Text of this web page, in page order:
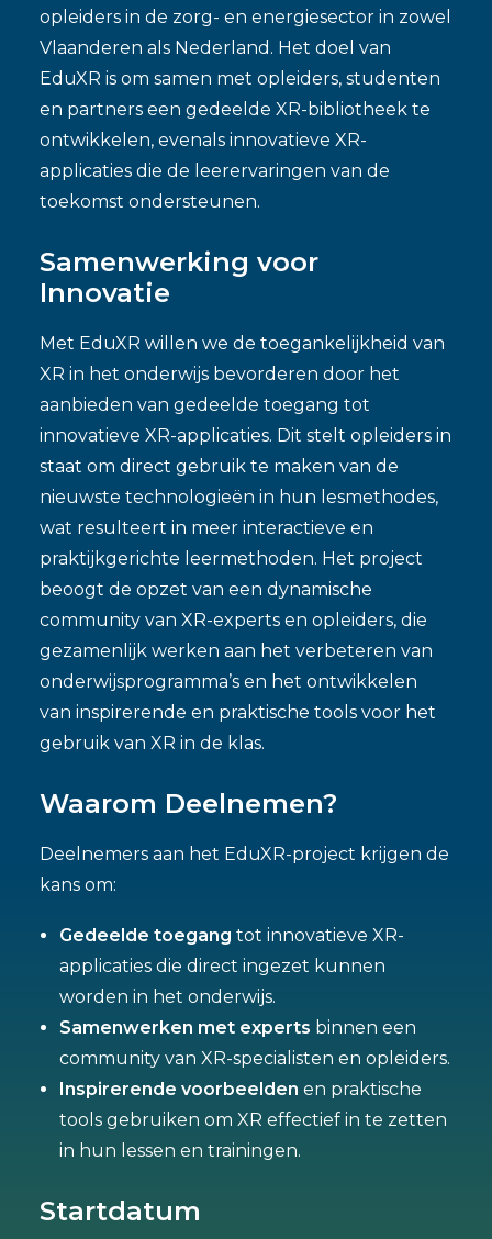
opleiders in de zorg- en energiesector in zowel
Vlaanderen als Nederland. Het doel van
EduXR is om samen met opleiders, studenten
en partners een gedeelde XR-bibliotheek te
ontwikkelen, evenals innovatieve XR-
applicaties die de leerervaringen van de
toekomst ondersteunen.
Samenwerking voor
Innovatie
Met EduXR willen we de toegankelijkheid van
XR in het onderwijs bevorderen door het
aanbieden van gedeelde toegang tot
innovatieve XR-applicaties. Dit stelt opleiders in
staat om direct gebruik te maken van de
nieuwste technologieën in hun lesmethodes,
wat resulteert in meer interactieve en
praktijkgerichte leermethoden. Het project
beoogt de opzet van een dynamische
community van XR-experts en opleiders, die
gezamenlijk werken aan het verbeteren van
onderwijsprogramma’s en het ontwikkelen
van inspirerende en praktische tools voor het
gebruik van XR in de klas.
Waarom Deelnemen?
Deelnemers aan het EduXR-project krijgen de
kans om:
Gedeelde toegang tot innovatieve XR-
applicaties die direct ingezet kunnen
worden in het onderwijs.
Samenwerken met experts binnen een
community van XR-specialisten en opleiders.
Inspirerende voorbeelden en praktische
tools gebruiken om XR effectief in te zetten
in hun lessen en trainingen.
Startdatum